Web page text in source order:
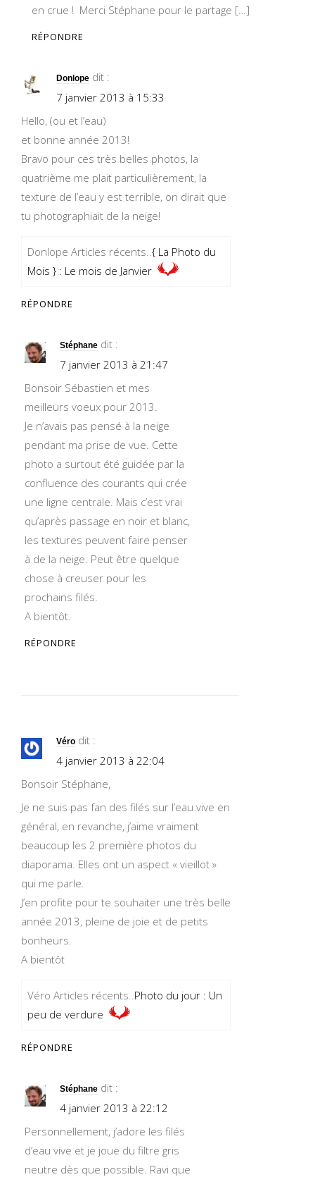
en crue ! Merci Stéphane pour le partage […]
RÉPONDRE
Donlope dit :
7 janvier 2013 à 15:33
Hello, (ou et l’eau)
et bonne année 2013!
Bravo pour ces très belles photos, la
quatrième me plait particulièrement, la
texture de l’eau y est terrible, on dirait que
tu photographiait de la neige!
Donlope Articles récents..{ La Photo du
Mois } : Le mois de Janvier
RÉPONDRE
Stéphane dit :
7 janvier 2013 à 21:47
Bonsoir Sébastien et mes
meilleurs voeux pour 2013.
Je n’avais pas pensé à la neige
pendant ma prise de vue. Cette
photo a surtout été guidée par la
confluence des courants qui crée
une ligne centrale. Mais c’est vrai
qu’après passage en noir et blanc,
les textures peuvent faire penser
à de la neige. Peut être quelque
chose à creuser pour les
prochains filés.
A bientôt.
RÉPONDRE
Véro dit :
4 janvier 2013 à 22:04
Bonsoir Stéphane,
Je ne suis pas fan des filés sur l’eau vive en
général, en revanche, j’aime vraiment
beaucoup les 2 première photos du
diaporama. Elles ont un aspect « vieillot »
qui me parle.
J’en profite pour te souhaiter une très belle
année 2013, pleine de joie et de petits
bonheurs.
A bientôt
Véro Articles récents..Photo du jour : Un
peu de verdure
RÉPONDRE
Stéphane dit :
4 janvier 2013 à 22:12
Personnellement, j’adore les filés
d’eau vive et je joue du filtre gris
neutre dès que possible. Ravi que